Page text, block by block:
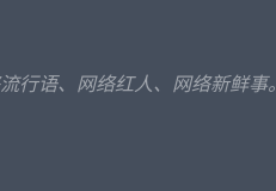
行语、网络红人、网络新鲜事。